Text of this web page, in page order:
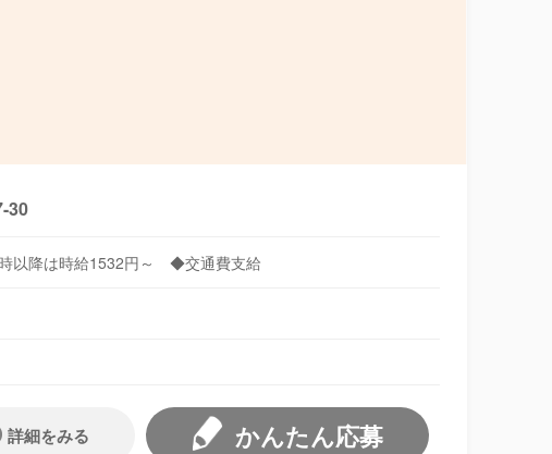
30
以降は時給1532円～ ◆交通費支給
かんたん応募
詳細をみる